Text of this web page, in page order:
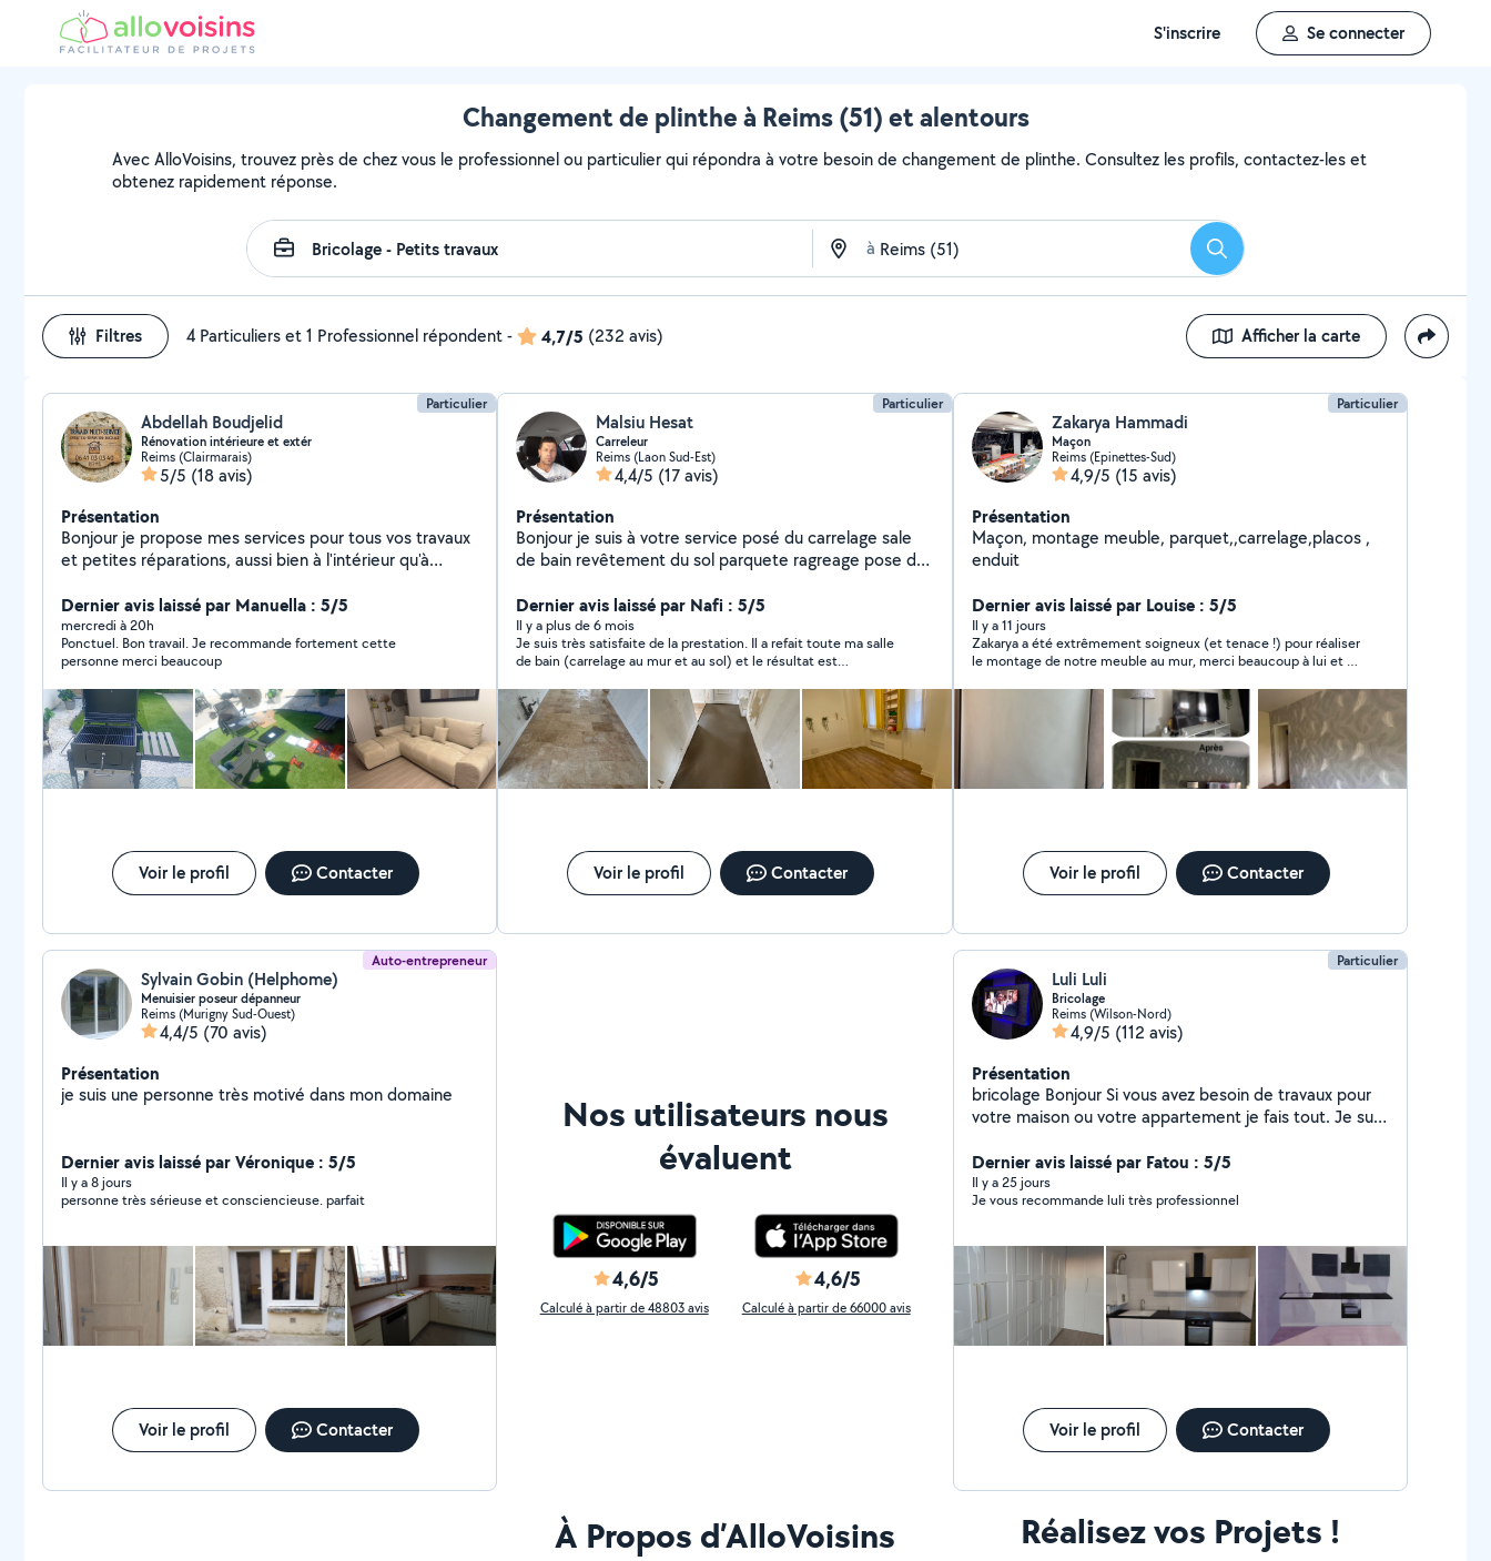
S'inscrire Se connecter
Changement de plinthe à Reims (51) et alentours
Avec AlloVoisins, trouvez près de chez vous le professionnel ou particulier qui répondra à votre besoin de changement de plinthe. Consultez les profils, contactez-les et
obtenez rapidement réponse.
à Rechercher
Filtres 4 Particuliers et 1 Professionnel répondent- 4,7/5 (232 avis) Afficher la carte
Particulier
Abdellah Boudjelid
Rénovation intérieure et extér
Reims (Clairmarais)
5/5 (18 avis)
Présentation
Bonjour je propose mes services pour tous vos travaux
et petites réparations, aussi bien à l'intérieur qu'à
N'hésitez pas à me contacter pour discuter de votre
projet ! Disponible tout la semaine de samedi jusqu'à
samedi H24 .
Dernier avis laissé par Manuella : 5/5
mercredi à 20h
Ponctuel. Bon travail. Je recommande fortement cette
personne merci beaucoup
Voir le profil Contacter
Particulier
Malsiu Hesat
Carreleur
Reims (Laon Sud-Est)
4,4/5 (17 avis)
Présentation
Bonjour je suis à votre service posé du carrelage sale
de bain revêtement du sol parquete ragreage pose de
Dernier avis laissé par Nafi : 5/5
Il y a plus de 6 mois
Je suis très satisfaite de la prestation. Il a refait toute ma salle
de bain (carrelage au mur et au sol) et le résultat est
En plus d’être sérieux et professionnel, il est aussi très
agréable, gentil et à l’écoute. Il communique bien, répond
rapidement aux messages, et c’est vraiment rassurant. Je
recommande à 100 %, les yeux fermés
Voir le profil Contacter
Particulier
Zakarya Hammadi
Maçon
Reims (Epinettes-Sud)
4,9/5 (15 avis)
Présentation
Maçon, montage meuble, parquet,,carrelage,placos ,
enduit
Dernier avis laissé par Louise : 5/5
Il y a 11 jours
Zakarya a été extrêmement soigneux (et tenace !) pour réaliser
le montage de notre meuble au mur, merci beaucoup à lui et sa
avons besoin d'une aide similaire !
Voir le profil Contacter
Auto-entrepreneur
Sylvain Gobin (Helphome)
Menuisier poseur dépanneur
Reims (Murigny Sud-Ouest)
4,4/5 (70 avis)
Présentation
je suis une personne très motivé dans mon domaine
Dernier avis laissé par Véronique : 5/5
Il y a 8 jours
personne très sérieuse et consciencieuse. parfait
Voir le profil Contacter
Nos utilisateurs nous
évaluent
4,6/5
Calculé à partir de 48803 avis
4,6/5
Calculé à partir de 66000 avis
Particulier
Luli Luli
Bricolage
Reims (Wilson-Nord)
4,9/5 (112 avis)
Présentation
bricolage Bonjour Si vous avez besoin de travaux pour
votre maison ou votre appartement je fais tout. Je suis
meubles de cuisine, installer des rideaux, l'Électricité,
changer des robinets, plomberie, poser du parquet,
etc... Merci cordialement 24
Dernier avis laissé par Fatou : 5/5
Il y a 25 jours
Je vous recommande luli très professionnel
Voir le profil Contacter
À Propos d’AlloVoisins Réalisez vos Projets !